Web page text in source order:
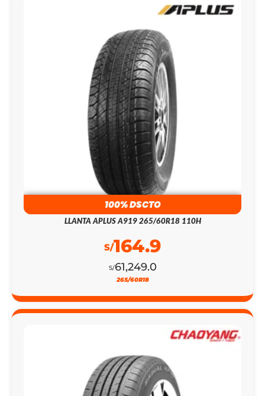
100% DSCTO
LLANTA APLUS A919 265/60R18 110H
S/61,249.0
S/164.9
265/60R18